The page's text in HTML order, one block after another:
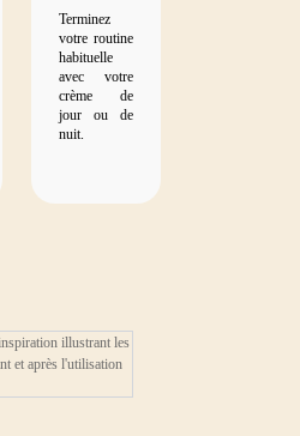
Terminez
votre routine
habituelle
avec votre
crème de
jour ou de
nuit.